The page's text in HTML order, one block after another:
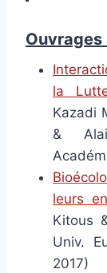
la
Kazadi
&
leurs
Kitous
Univ.
2017)